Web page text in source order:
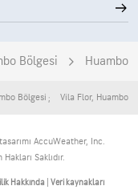
Bölgesi Huambo
Bölgesi Vila Flor, Huambo
AccuWeather, Inc.
Saklıdır.
Hakkında Veri kaynakları